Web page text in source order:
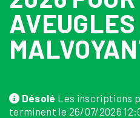
Désolé Les inscriptions
terminent le 26/07/2026